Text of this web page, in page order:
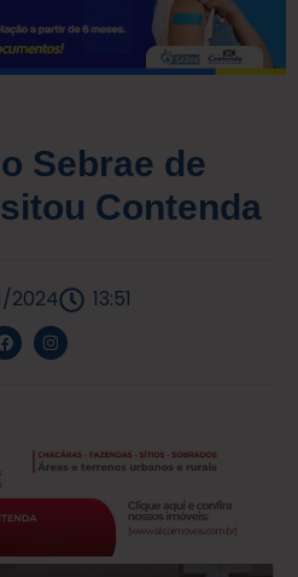
Sebrae de
Contenda
2024 13:51